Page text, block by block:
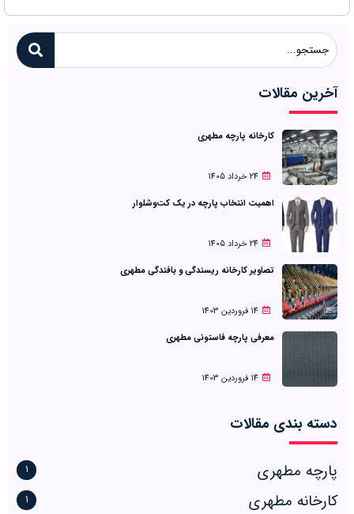
آخرین مقالات
کارخانه پارچه مطهری
24 خرداد 1405
اهمیت انتخاب پارچه در یک کت‌وشلوار
24 خرداد 1405
تصاویر کارخانه ریسندگی و بافندگی مطهری
14 فروردین 1403
معرفی پارچه فاستونی مطهری
14 فروردین 1403
دسته بندی مقالات
پارچه مطهری 1
کارخانه مطهری 1